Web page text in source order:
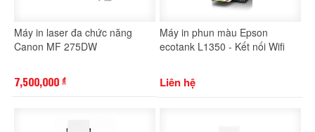
Máy in laser đa chức năng
Canon MF 275DW
7,500,000 đ
Máy in phun màu Epson
ecotank L1350 - Kết nối Wifi
Liên hệ